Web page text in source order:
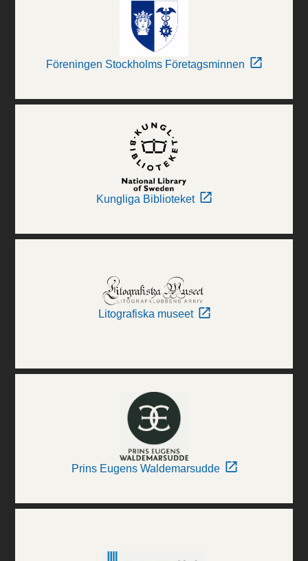
Föreningen Stockholms Företagsminnen
Kungliga Biblioteket
Litografiska museet
Prins Eugens Waldemarsudde